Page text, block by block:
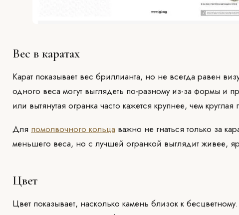
Вес в каратах
Карат показывает вес бриллианта, но не всегда равен
одного веса могут выглядеть по-разному из-за формы и
или вытянутая огранка часто кажется крупнее, чем
Для помолвочного кольца важно не гнаться только за
меньшего веса, но с лучшей огранкой выглядит живее,
Цвет
Цвет показывает, насколько камень близок к